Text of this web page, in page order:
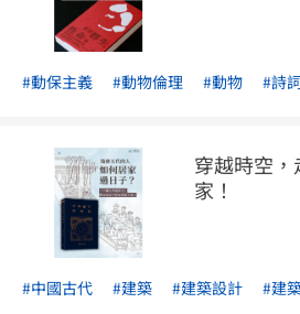
#動保主義 #動物倫理 #動物 #詩
穿越時空
家！
#中國古代 #建築 #建築設計 #建